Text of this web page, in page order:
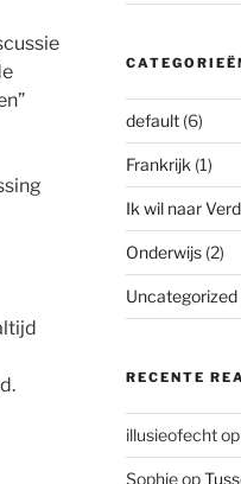
default(6)
Frankrijk (1)
Ik wil naar
Onderwijs(2)
Uncategorized
RECENTE
illusieofechtop
Sophieop